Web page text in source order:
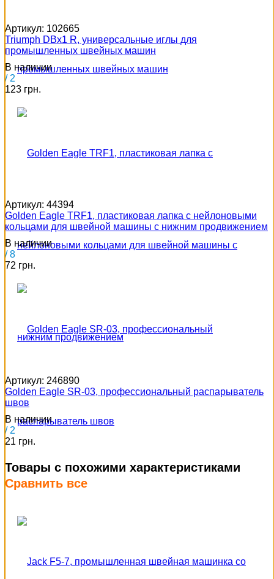
Артикул: 102665
Triumph DBx1 R, универсальные иглы для
промышленных швейных машин
В наличии
/ 2
123 грн.
Артикул: 44394
Golden Eagle TRF1, пластиковая лапка с нейлоновыми
кольцами для швейной машины с нижним продвижением
В наличии
/ 8
72 грн.
Артикул: 246890
Golden Eagle SR-03, профессиональный распарыватель
швов
В наличии
/ 2
21 грн.
Товары с похожими характеристиками
Сравнить все